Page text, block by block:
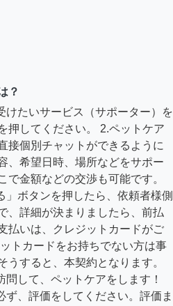
？
けたいサービス（サポーター）を
押してください。 2.ペットケア
接個別チャットができるように
、希望日時、場所などをサポー
で金額などの交渉も可能です。
」ボタンを押したら、依頼者様側
、詳細が決まりましたら、前払
払いは、クレジットカードがご
トカードをお持ちでない方は事
うすると、本契約となります。
して、ペットケアをします！
、評価をしてください。評価ま